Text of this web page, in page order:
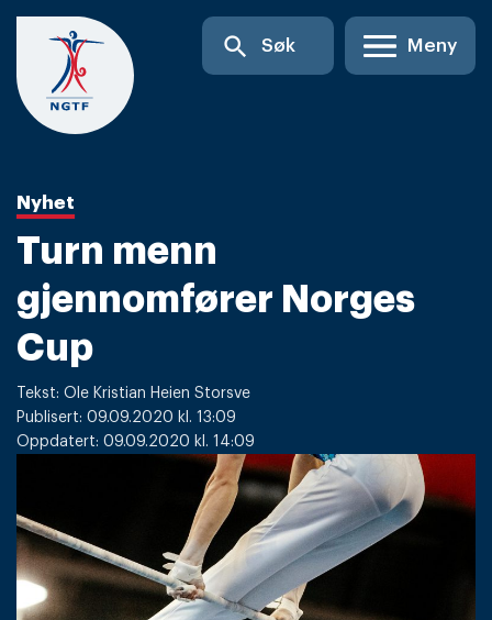
Skip
content
search Søk Meny
Nyhet
Turn menn
gjennomfører Norges
Cup
Tekst: Ole Kristian Heien Storsve
Publisert: 09.09.2020 kl. 13:09
Oppdatert: 09.09.2020 kl. 14:09